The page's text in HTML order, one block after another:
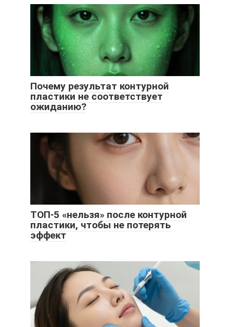
Почему результат контурной
пластики не соответствует
ожиданию?
ТОП-5 «нельзя» после контурной
пластики, чтобы не потерять
эффект